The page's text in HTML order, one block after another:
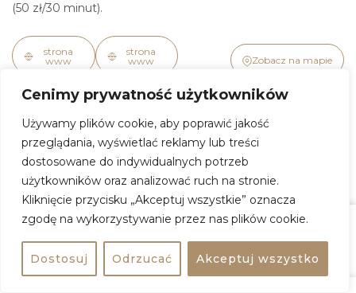
Cenimy prywatność użytkowników
Używamy plików cookie, aby poprawić jakość
przeglądania, wyświetlać reklamy lub treści
dostosowane do indywidualnych potrzeb
użytkowników oraz analizować ruch na stronie.
Kliknięcie przycisku „Akceptuj wszystkie” oznacza
zgodę na wykorzystywanie przez nas plików cookie.
Dostosuj Odrzucać Akceptuj wszystko
(50 zł/30 minut).
strona
www
strona
www
Zobacz na mapie
Praska Ślizgawka
Centrum Praskie Koneser
to udany przykład rewitalizacji
historycznego kompleksu,
który z dawnej fabryki
zamienił się w tętniące
życiem, nowoczesne miejsce
spotkań. Dziś to nie tylko
pl. Konesera 4, Warszawa
Zasugeruj Zobacz na mapie Udostępnij